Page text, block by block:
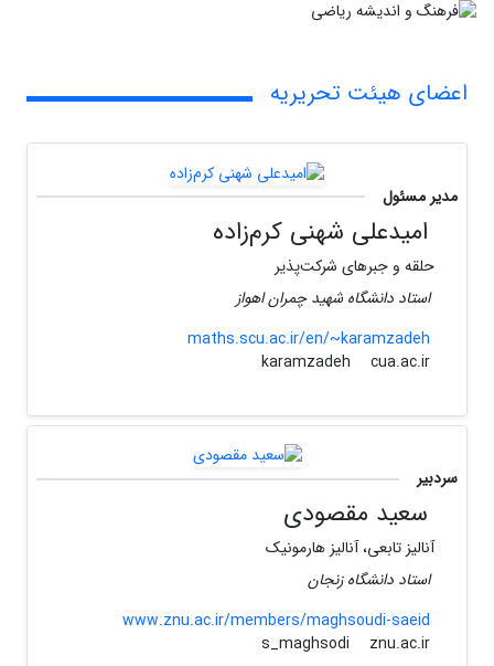
اعضای هیئت تحریریه
مدیر مسئول
امیدعلی شهنی کرم‌زاده
حلقه و جبرهای شرکت‌پذیر
استاد دانشگاه شهید چمران اهواز
maths.scu.ac.ir/en/~karamzadeh
karamzadeh
cua.ac.ir
سردبیر
سعید مقصودی
آنالیز تابعی، آنالیز هارمونیک
استاد دانشگاه زنجان
www.znu.ac.ir/members/maghsoudi-saeid
s_maghsodi
znu.ac.ir